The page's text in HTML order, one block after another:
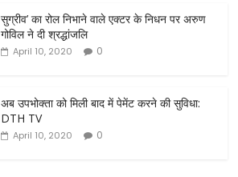
सुग्रीव’ का रोल निभाने वाले एक्टर के निधन पर अरुण
गोविल ने दी श्रद्धांजलि
April 10, 2020 0
अब उपभोक्ता को मिली बाद में पेमेंट करने की सुविधा:
DTH TV
April 10, 2020 0